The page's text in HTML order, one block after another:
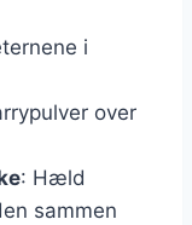
i
over
: Hæld
sammen